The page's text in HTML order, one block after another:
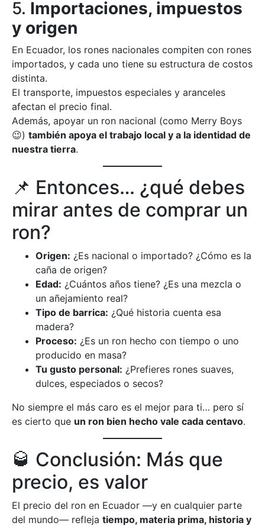
5. Importaciones, impuestos
y origen
En Ecuador, los rones nacionales compiten con rones
importados, y cada uno tiene su estructura de costos
distinta.
El transporte, impuestos especiales y aranceles
afectan el precio final.
Además, apoyar un ron nacional (como Merry Boys
😉) también apoya el trabajo local y a la identidad de
nuestra tierra.
📌 Entonces… ¿qué debes
mirar antes de comprar un
ron?
Origen: ¿Es nacional o importado? ¿Cómo es la
caña de origen?
Edad: ¿Cuántos años tiene? ¿Es una mezcla o
un añejamiento real?
Tipo de barrica: ¿Qué historia cuenta esa
madera?
Proceso: ¿Es un ron hecho con tiempo o uno
producido en masa?
Tu gusto personal: ¿Prefieres rones suaves,
dulces, especiados o secos?
No siempre el más caro es el mejor para ti… pero sí
es cierto que un ron bien hecho vale cada centavo.
🥃 Conclusión: Más que
precio, es valor
El precio del ron en Ecuador —y en cualquier parte
del mundo— refleja tiempo, materia prima, historia y